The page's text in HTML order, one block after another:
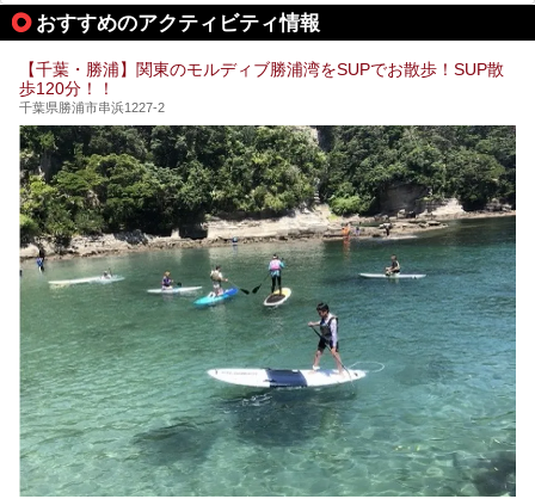
おすすめのアクティビティ情報
【千葉・勝浦】関東のモルディブ勝浦湾をSUPでお散歩！SUP散
歩120分！！
千葉県勝浦市串浜1227-2